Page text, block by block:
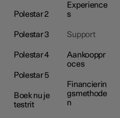
Polestar 2
Polestar 3
Polestar 4
Polestar 5
Boek nu je
testrit
Experience
s
Support
Aankooppr
oces
Financierin
gsmethode
n